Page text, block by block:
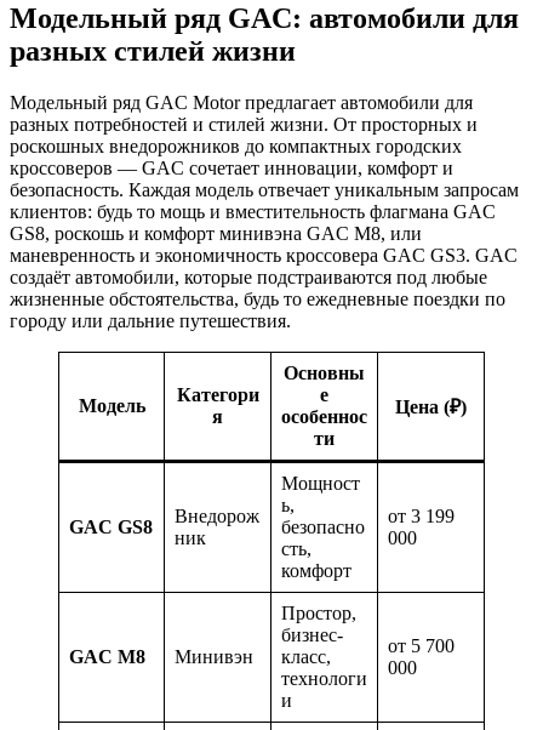
Модельный ряд GAC: автомобили для
разных стилей жизни
Модельный ряд GAC Motor предлагает автомобили для
разных потребностей и стилей жизни. От просторных и
роскошных внедорожников до компактных городских
кроссоверов — GAC сочетает инновации, комфорт и
безопасность. Каждая модель отвечает уникальным запросам
клиентов: будь то мощь и вместительность флагмана GAC
GS8, роскошь и комфорт минивэна GAC M8, или
маневренность и экономичность кроссовера GAC GS3. GAC
создаёт автомобили, которые подстраиваются под любые
жизненные обстоятельства, будь то ежедневные поездки по
городу или дальние путешествия.
Модель
Категори
я
Основны
е
особеннос
ти
Цена (₽)
GAC GS8
Внедорож
ник
Мощност
ь,
безопасно
сть,
комфорт
от 3 199
000
GAC M8 Минивэн
Простор,
бизнес-
класс,
технологи
и
от 5 700
000